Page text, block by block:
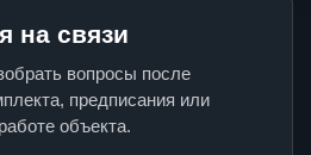
на связи
вопросы после
предписания или
объекта.